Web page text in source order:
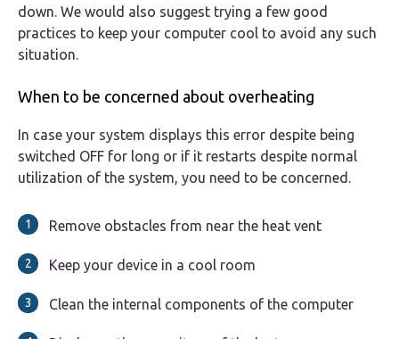
down. We would also suggest trying a few good
practices to keep your computer cool to avoid any such
situation.
When to be concerned about overheating
In case your system displays this error despite being
switched OFF for long or if it restarts despite normal
utilization of the system, you need to be concerned.
Remove obstacles from near the heat vent
Keep your device in a cool room
Clean the internal components of the computer